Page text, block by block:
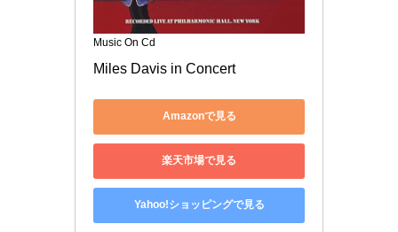
Music On Cd
Miles Davis in Concert
Amazonで見る
楽天市場で見る
Yahoo!ショッピングで見る